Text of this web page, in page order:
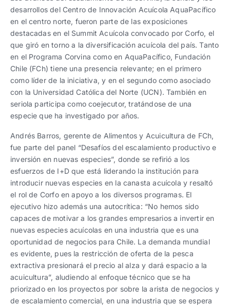
desarrollos del Centro de Innovación Acuícola AquaPacífico
en el centro norte, fueron parte de las exposiciones
destacadas en el Summit Acuícola convocado por Corfo, el
que giró en torno a la diversificación acuícola del país. Tanto
en el Programa Corvina como en AquaPacífico, Fundación
Chile (FCh) tiene una presencia relevante; en el primero
como líder de la iniciativa, y en el segundo como asociado
con la Universidad Católica del Norte (UCN). También en
seriola participa como coejecutor, tratándose de una
especie que ha investigado por años.
Andrés Barros, gerente de Alimentos y Acuicultura de FCh,
fue parte del panel “Desafíos del escalamiento productivo e
inversión en nuevas especies”, donde se refirió a los
esfuerzos de I+D que está liderando la institución para
introducir nuevas especies en la canasta acuícola y resaltó
el rol de Corfo en apoyo a los diversos programas. El
ejecutivo hizo además una autocrítica: “No hemos sido
capaces de motivar a los grandes empresarios a invertir en
nuevas especies acuícolas en una industria que es una
oportunidad de negocios para Chile. La demanda mundial
es evidente, pues la restricción de oferta de la pesca
extractiva presionará el precio al alza y dará espacio a la
acuicultura”, aludiendo al enfoque técnico que se ha
priorizado en los proyectos por sobre la arista de negocios y
de escalamiento comercial, en una industria que se espera